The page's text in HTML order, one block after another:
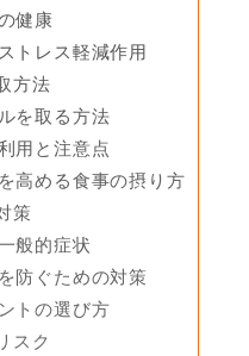
健康
トレス軽減作用
方法
を取る方法
用と注意点
高める食事の摂り方
策
般的症状
防ぐための対策
トの選び方
スク